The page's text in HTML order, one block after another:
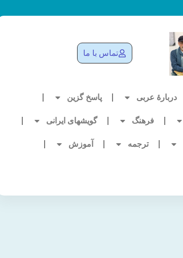
تماس با ما
دربارۀ عربی پاسخ گزین
فرهنگ گویشهای ایرانی
ترجمه آموزش